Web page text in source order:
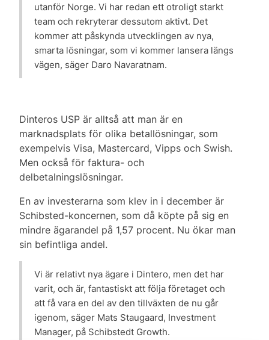
utanför Norge. Vi har redan ett otroligt starkt
team och rekryterar dessutom aktivt. Det
kommer att påskynda utvecklingen av nya,
smarta lösningar, som vi kommer lansera längs
vägen, säger Daro Navaratnam.
Dinteros USP är alltså att man är en
marknadsplats för olika betallösningar, som
exempelvis Visa, Mastercard, Vipps och Swish.
Men också för faktura- och
delbetalningslösningar.
En av investerarna som klev in i december är
Schibsted-koncernen, som då köpte på sig en
mindre ägarandel på 1,57 procent. Nu ökar man
sin befintliga andel.
Vi är relativt nya ägare i Dintero, men det har
varit, och är, fantastiskt att följa företaget och
att få vara en del av den tillväxten de nu går
igenom, säger Mats Staugaard, Investment
Manager, på Schibstedt Growth.